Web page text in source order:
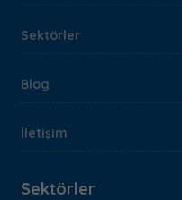
Sektörler
Blog
İletişim
Sektörler